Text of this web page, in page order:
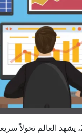
في عام 2025، يشهد العالم